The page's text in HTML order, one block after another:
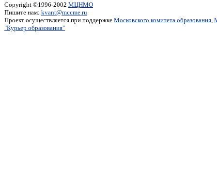
Copyright ©1996-2002 МЦНМО
Пишите нам: kvant@mccme.ru
Проект осуществляется при поддержке Московского комитета образования,
"Курьер образования"